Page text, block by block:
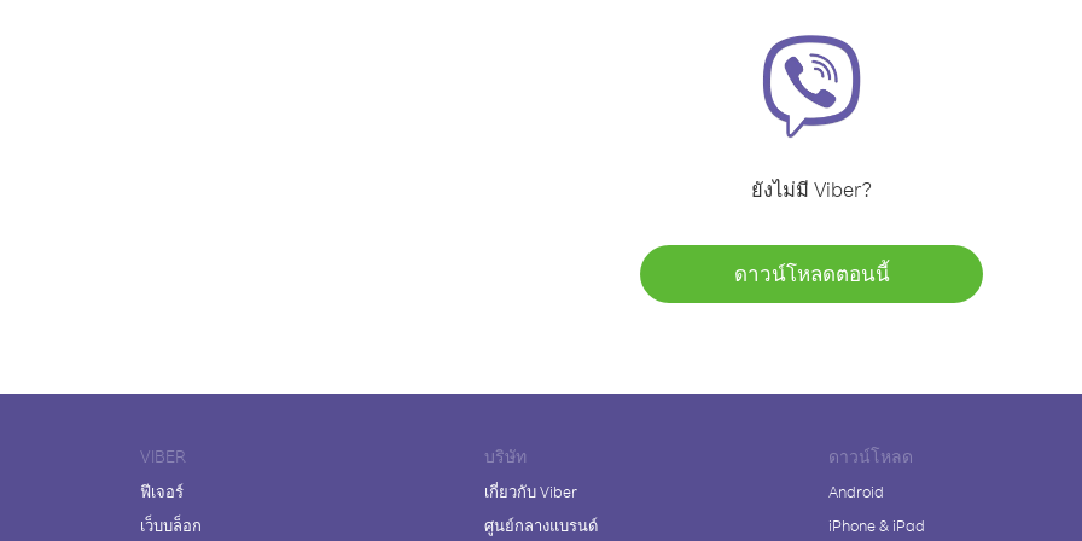
ยังไม่มี Viber?
ดาวน์โหลดตอนนี้
VIBER
ฟีเจอร์
เว็บบล็อก
บริษัท
เกี่ยวกับ Viber
ศูนย์กลางแบรนด์
ดาวน์โหลด
Android
iPhone & iPad